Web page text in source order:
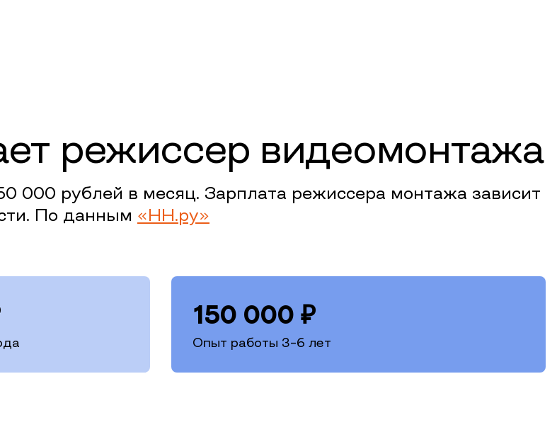
режиссер видеомонтажа
000 рублей в месяц. Зарплата режиссера монтажа зависит
По данным «HH.ру»
150 000 ₽
Опыт работы 3–6 лет